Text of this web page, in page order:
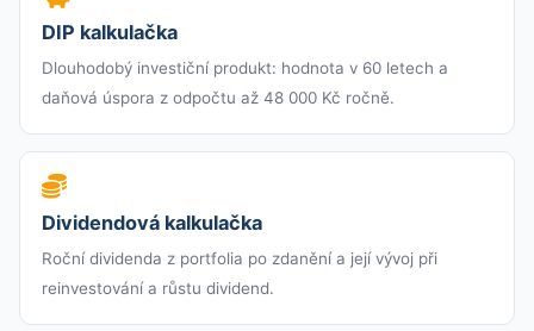
DIP kalkulačka
Dlouhodobý investiční produkt: hodnota v 60 letech a
daňová úspora z odpočtu až 48 000 Kč ročně.
Dividendová kalkulačka
Roční dividenda z portfolia po zdanění a její vývoj při
reinvestování a růstu dividend.